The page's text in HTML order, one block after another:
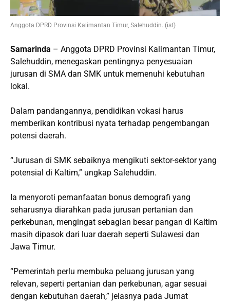
Anggota DPRD Provinsi Kalimantan Timur, Salehuddin. (ist)
Samarinda – Anggota DPRD Provinsi Kalimantan Timur,
Salehuddin, menegaskan pentingnya penyesuaian
jurusan di SMA dan SMK untuk memenuhi kebutuhan
lokal.
Dalam pandangannya, pendidikan vokasi harus
memberikan kontribusi nyata terhadap pengembangan
potensi daerah.
“Jurusan di SMK sebaiknya mengikuti sektor-sektor yang
potensial di Kaltim,” ungkap Salehuddin.
Ia menyoroti pemanfaatan bonus demografi yang
seharusnya diarahkan pada jurusan pertanian dan
perkebunan, mengingat sebagian besar pangan di Kaltim
masih dipasok dari luar daerah seperti Sulawesi dan
Jawa Timur.
“Pemerintah perlu membuka peluang jurusan yang
relevan, seperti pertanian dan perkebunan, agar sesuai
dengan kebutuhan daerah,” jelasnya pada Jumat